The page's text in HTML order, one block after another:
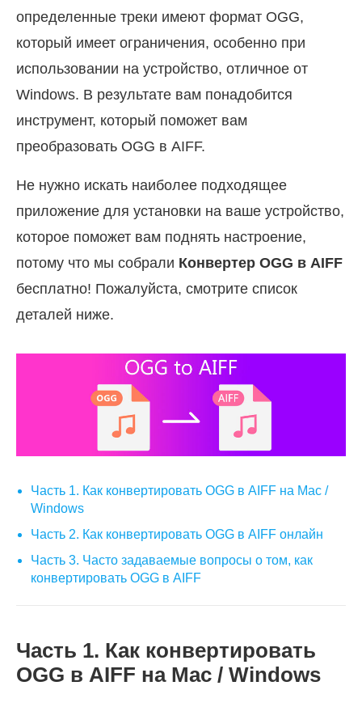
определенные треки имеют формат OGG,
который имеет ограничения, особенно при
использовании на устройство, отличное от
Windows. В результате вам понадобится
инструмент, который поможет вам
преобразовать OGG в AIFF.
Не нужно искать наиболее подходящее
приложение для установки на ваше устройство,
которое поможет вам поднять настроение,
потому что мы собрали Конвертер OGG в AIFF
бесплатно! Пожалуйста, смотрите список
деталей ниже.
Часть 1. Как конвертировать OGG в AIFF на Mac /
Windows
Часть 2. Как конвертировать OGG в AIFF онлайн
Часть 3. Часто задаваемые вопросы о том, как
конвертировать OGG в AIFF
Часть 1. Как конвертировать
OGG в AIFF на Mac / Windows